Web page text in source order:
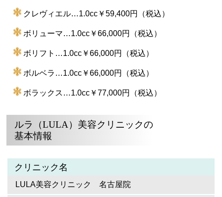
クレヴィエル…1.0cc￥59,400円（税込）
ボリューマ…1.0cc￥66,000円（税込）
ボリフト…1.0cc￥66,000円（税込）
ボルベラ…1.0cc￥66,000円（税込）
ボラックス…1.0cc￥77,000円（税込）
ルラ（LULA）美容クリニックの
基本情報
クリニック名
LULA美容クリニック 名古屋院